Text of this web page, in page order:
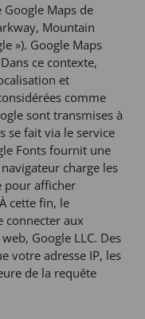
Maps de
Mountain
»). Google Maps
ce contexte,
et
comme
sont transmises à
se fait via le service
Fonts fournit une
charge les
pour afficher
cette fin, le
connecter aux
Google LLC. Des
votre adresse IP, les
de la requête